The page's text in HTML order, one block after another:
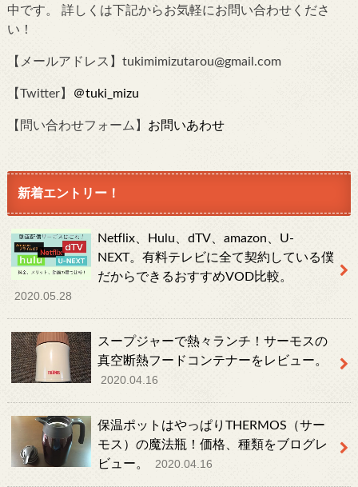
中です。 詳しくは下記からお気軽にお問い合わせくださ
い！
【メールアドレス】tukimimizutarou@gmail.com
【Twitter】 ＠tuki_mizu
【問い合わせフォーム】 お問いあわせ
新着エントリー！
Netflix、Hulu、dTV、amazon、U-
NEXT。有料テレビに全て契約している僕
だからできるおすすめVOD比較。
2020.05.28
スープジャーで熱々ランチ！サーモスの
真空断熱フードコンテナーをレビュー。
2020.04.16
保温ポットはやっぱりTHERMOS（サー
モス）の魔法瓶！価格、種類をブログレ
ビュー。
2020.04.16